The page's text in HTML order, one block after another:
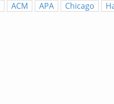
ACM APA Chicago